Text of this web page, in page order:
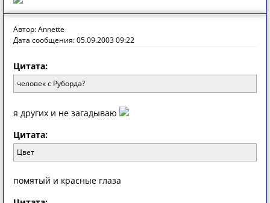
Автор: Annette
Дата сообщения: 05.09.2003 09:22
Цитата:
человек с Руборда?
я других и не загадываю
Цитата:
Цвет
помятый и красные глаза